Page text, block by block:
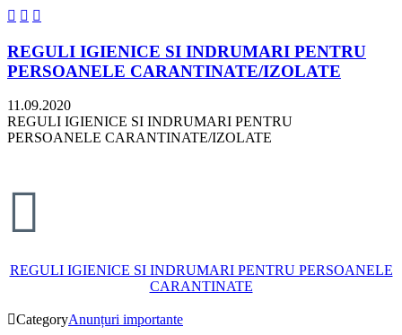
  
REGULI IGIENICE SI INDRUMARI PENTRU
PERSOANELE CARANTINATE/IZOLATE
11.09.2020
REGULI IGIENICE SI INDRUMARI PENTRU
PERSOANELE CARANTINATE/IZOLATE

REGULI IGIENICE SI INDRUMARI PENTRU PERSOANELE
CARANTINATE
CategoryAnunțuri importante